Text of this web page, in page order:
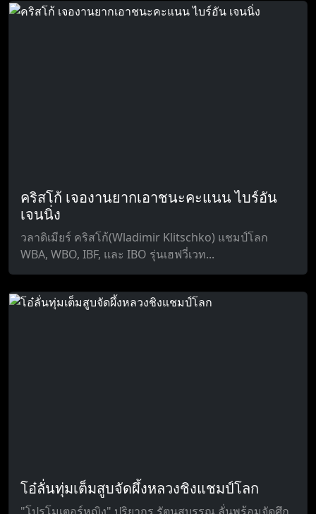
คริสโก้ เจองานยากเอาชนะคะแนน ไบร์อัน
เจนนิ่ง
วลาดิเมียร์ คริสโก้(Wladimir Klitschko) แชมป์โลก
WBA, WBO, IBF, และ IBO รุ่นเฮฟวี่เวท...
โอ๋ลั่นทุ่มเต็มสูบจัดผึ้งหลวงชิงแชมป์โลก